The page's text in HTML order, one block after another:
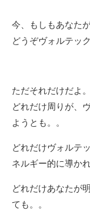
今、もしもあなた
どうぞヴォルテッ
ただそれだけだよ。
どれだけ周りが、
ようとも。。
どれだけヴォルテ
ネルギー的に導か
どれだけあなたが
ても。。